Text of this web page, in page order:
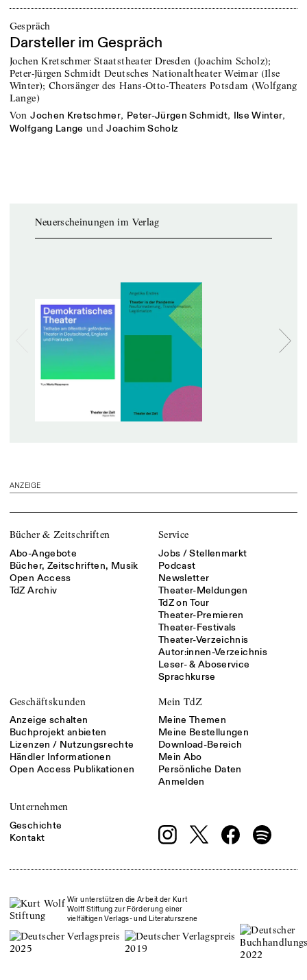
Gespräch
Darsteller im Gespräch
Jochen Kretschmer Staatstheater Dresden (Joachim Scholz);
Peter-Jürgen Schmidt Deutsches Nationaltheater Weimar (Ilse
Winter); Chorsänger des Hans-Otto-Theaters Potsdam (Wolfgang
Lange)
von Jochen Kretschmer, Peter-Jürgen Schmidt, Ilse Winter,
Wolfgang Lange und Joachim Scholz
Neuerscheinungen im Verlag
ANZEIGE
Bücher & Zeitschriften
Abo-Angebote
Bücher, Zeitschriften, Musik
Open Access
TdZ Archiv
Service
Jobs / Stellenmarkt
Podcast
Newsletter
Theater-Meldungen
TdZ on Tour
Theater-Premieren
Theater-Festivals
Theater-Verzeichnis
Autor:innen-Verzeichnis
Leser- & Aboservice
Sprachkurse
Geschäftskunden
Anzeige schalten
Buchprojekt anbieten
Lizenzen / Nutzungsrechte
Händler Informationen
Open Access Publikationen
Mein TdZ
Meine Themen
Meine Bestellungen
Download-Bereich
Mein Abo
Persönliche Daten
Anmelden
Unternehmen
Geschichte
Kontakt
Wir unterstützen die Arbeit der Kurt
Wolff Stiftung zur Förderung einer
vielfältigen Verlags- und Literaturszene